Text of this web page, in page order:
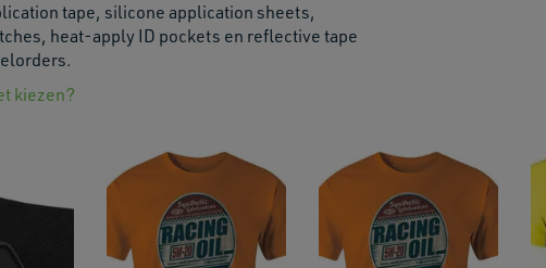
users
can
and
tape, silicone application sheets,
heat-apply ID pockets en reflective tape
kiezen?